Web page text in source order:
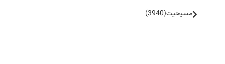
مسیحیت(3940)